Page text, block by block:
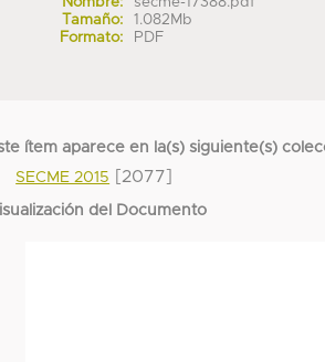
Tamaño:
1.082Mb
Formato:
PDF
ítem aparece en la(s) siguiente(s)
SECME 2015
[2077]
del Documento